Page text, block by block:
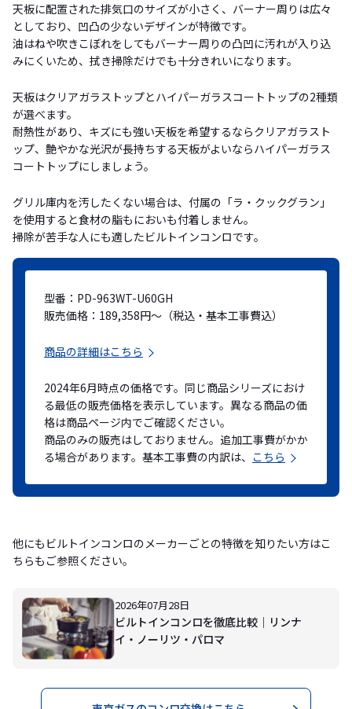
天板に配置された排気口のサイズが小さく、バーナー周りは広々
としており、凹凸の少ないデザインが特徴です。
油はねや吹きこぼれをしてもバーナー周りの凸凹に汚れが入り込
みにくいため、拭き掃除だけでも十分きれいになります。
天板はクリアガラストップとハイパーガラスコートトップの2種類
が選べます。
耐熱性があり、キズにも強い天板を希望するならクリアガラスト
ップ、艶やかな光沢が長持ちする天板がよいならハイパーガラス
コートトップにしましょう。
グリル庫内を汚したくない場合は、付属の「ラ・クックグラン」
を使用すると食材の脂もにおいも付着しません。
掃除が苦手な人にも適したビルトインコンロです。
型番：PD-963WT-U60GH
販売価格：189,358円～（税込・基本工事費込）
商品の詳細はこちら
2024年6月時点の価格です。同じ商品シリーズにおけ
る最低の販売価格を表示しています。異なる商品の価
格は商品ページ内でご確認ください。
商品のみの販売はしておりません。追加工事費がかか
る場合があります。基本工事費の内訳は、 こちら
他にもビルトインコンロのメーカーごとの特徴を知りたい方はこ
ちらもご参照ください。
2026年07月28日
ビルトインコンロを徹底比較｜リンナ
イ・ノーリツ・パロマ